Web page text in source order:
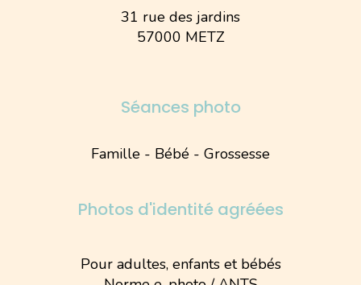
31 rue des jardins
57000 METZ
Séances photo
Famille - Bébé - Grossesse
Photos d'identité agréées
Pour adultes, enfants et bébés